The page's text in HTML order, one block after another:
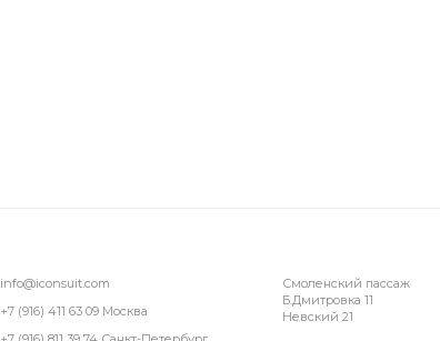
info@iconsuit.com
+7 (916) 411 63 09 Москва
Смоленский пассаж
Б.Дмитровка 11
Невский 21